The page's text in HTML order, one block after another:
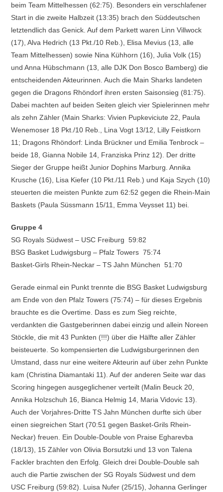
beim Team Mittelhessen (62:75). Besonders ein verschlafener
Start in die zweite Halbzeit (13:35) brach den Süddeutschen
letztendlich das Genick. Auf dem Parkett waren Linn Villwock
(17), Alva Hedrich (13 Pkt./10 Reb.), Elisa Mevius (13, alle
Team Mittelhessen) sowie Nina Kühhorn (16), Julia Volk (15)
und Anna Hübschmann (13, alle DJK Don Bosco Bamberg) die
entscheidenden Akteurinnen. Auch die Main Sharks landeten
gegen die Dragons Rhöndorf ihren ersten Saisonsieg (81:75).
Dabei machten auf beiden Seiten gleich vier Spielerinnen mehr
als zehn Zähler (Main Sharks: Vivien Pupkeviciute 22, Paula
Wenemoser 18 Pkt./10 Reb., Lina Vogt 13/12, Lilly Feistkorn
11; Dragons Rhöndorf: Linda Brückner und Emilia Tenbrock –
beide 18, Gianna Nobile 14, Franziska Prinz 12). Der dritte
Sieger der Gruppe heißt Junior Dophins Marburg. Annika
Krusche (16), Lisa Kiefer (10 Pkt./11 Reb.) und Kaja Szych (10)
steuerten die meisten Punkte zum 62:52 gegen die Rhein-Main
Baskets (Paula Süssmann 15/11, Emma Veysset 11) bei.
Gruppe 4
SG Royals Südwest – USC Freiburg 59:82
BSG Basket Ludwigsburg – Pfalz Towers 75:74
Basket-Girls Rhein-Neckar – TS Jahn München 51:70
Gerade einmal ein Punkt trennte die BSG Basket Ludwigsburg
am Ende von den Pfalz Towers (75:74) – für dieses Ergebnis
brauchte es die Overtime. Dass es zum Sieg reichte,
verdankten die Gastgeberinnen dabei einzig und allein Noreen
Stöckle, die mit 43 Punkten (!!!) über die Hälfte aller Zähler
beisteuerte. So kompensierten die Ludwigsburgerinnen den
Umstand, dass nur eine weitere Akteurin auf über zehn Punkte
kam (Christina Diamantaki 11). Auf der anderen Seite war das
Scoring hingegen ausgeglichener verteilt (Malin Beuck 20,
Annika Holzschuh 16, Bianca Helmig 14, Maria Vidovic 13).
Auch der Vorjahres-Dritte TS Jahn München durfte sich über
einen siegreichen Start (70:51 gegen Basket-Grils Rhein-
Neckar) freuen. Ein Double-Double von Praise Egharevba
(18/13), 15 Zähler von Olivia Borsutzki und 13 von Talena
Fackler brachten den Erfolg. Gleich drei Double-Double sah
auch die Partie zwischen der SG Royals Südwest und dem
USC Freiburg (59:82). Luisa Nufer (25/15), Johanna Gerlinger